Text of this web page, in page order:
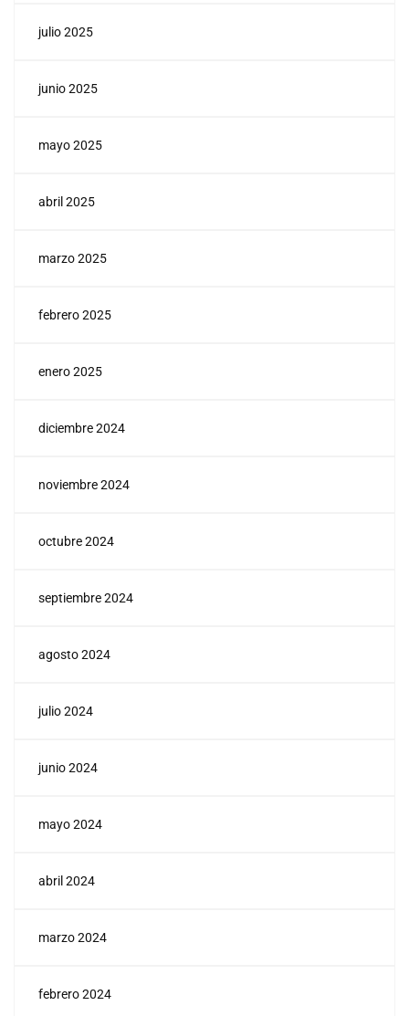
julio 2025
junio 2025
mayo 2025
abril 2025
marzo 2025
febrero 2025
enero 2025
diciembre 2024
noviembre 2024
octubre 2024
septiembre 2024
agosto 2024
julio 2024
junio 2024
mayo 2024
abril 2024
marzo 2024
febrero 2024